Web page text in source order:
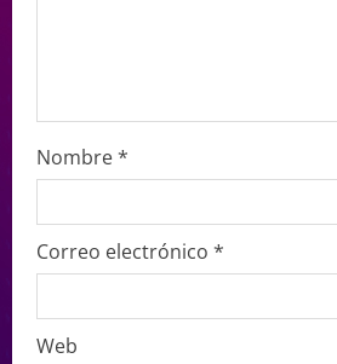
Nombre*
Correo electrónico *
Web